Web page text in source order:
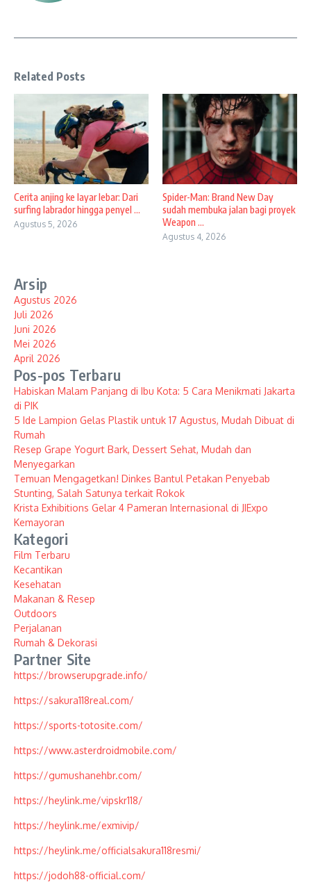
Related Posts
Cerita anjing ke layar lebar: Dari
surfing labrador hingga penyel ...
Agustus 5, 2026
Spider-Man: Brand New Day
sudah membuka jalan bagi proyek
Weapon ...
Agustus 4, 2026
Arsip
Agustus 2026
Juli 2026
Juni 2026
Mei 2026
April 2026
Pos-pos Terbaru
Habiskan Malam Panjang di Ibu Kota: 5 Cara Menikmati Jakarta
di PIK
5 Ide Lampion Gelas Plastik untuk 17 Agustus, Mudah Dibuat di
Rumah
Resep Grape Yogurt Bark, Dessert Sehat, Mudah dan
Menyegarkan
Temuan Mengagetkan! Dinkes Bantul Petakan Penyebab
Stunting, Salah Satunya terkait Rokok
Krista Exhibitions Gelar 4 Pameran Internasional di JIExpo
Kemayoran
Kategori
Film Terbaru
Kecantikan
Kesehatan
Makanan & Resep
Outdoors
Perjalanan
Rumah & Dekorasi
Partner Site
https://browserupgrade.info/
https://sakura118real.com/
https://sports-totosite.com/
https://www.asterdroidmobile.com/
https://gumushanehbr.com/
https://heylink.me/vipskr118/
https://heylink.me/exmivip/
https://heylink.me/officialsakura118resmi/
https://jodoh88-official.com/